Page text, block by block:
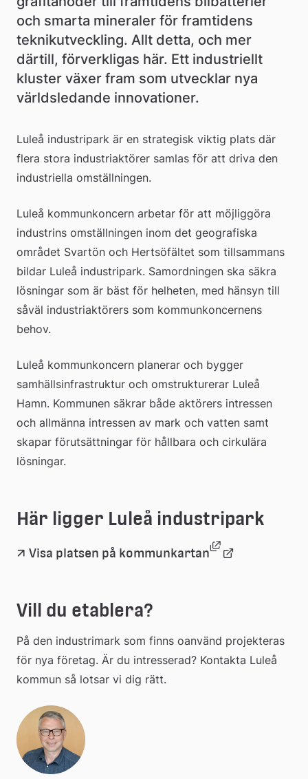
och smarta mineraler för framtidens
teknikutveckling. Allt detta, och mer
därtill, förverkligas här. Ett industriellt
kluster växer fram som utvecklar nya
världsledande innovationer.
Luleå industripark är en strategisk viktig plats där
flera stora industriaktörer samlas för att driva den
industriella omställningen.
Luleå kommunkoncern arbetar för att möjliggöra
industrins omställningen inom det geografiska
området Svartön och Hertsöfältet som tillsammans
bildar Luleå industripark. Samordningen ska säkra
lösningar som är bäst för helheten, med hänsyn till
såväl industriaktörers som kommunkoncernens
behov.
Luleå kommunkoncern planerar och bygger
samhällsinfrastruktur och omstrukturerar Luleå
Hamn. Kommunen säkrar både aktörers intressen
och allmänna intressen av mark och vatten samt
skapar förutsättningar för hållbara och cirkulära
lösningar.
Här ligger Luleå industripark
Visa platsen på kommunkartan Länk till
Länk
Vill du etablera?
På den industrimark som finns oanvänd projekteras
för nya företag. Är du intresserad? Kontakta Luleå
kommun så lotsar vi dig rätt.